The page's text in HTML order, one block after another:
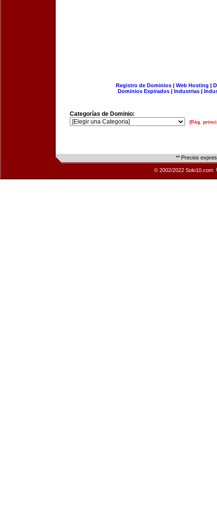
Registro de Dominios| Web Hosting |
Dominios Expirados | Industrias |
Categorías de Dominio:
[Pág.
** Precios
© 2002/2022 Solo10.com